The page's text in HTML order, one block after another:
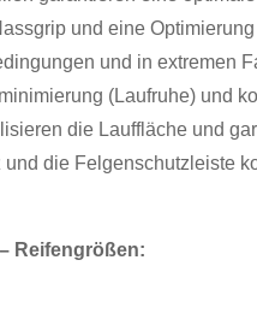
und eine
und in extremen
(Laufruhe) und
die Lauffläche und
die Felgenschutzleiste
Reifengrößen: